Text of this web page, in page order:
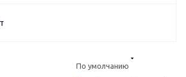
По умолчанию